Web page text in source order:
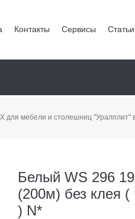
Контакты Сервисы Статьи
для мебели и столешниц "Уралплит"
Белый WS 296
(200м) без клея (
) N*